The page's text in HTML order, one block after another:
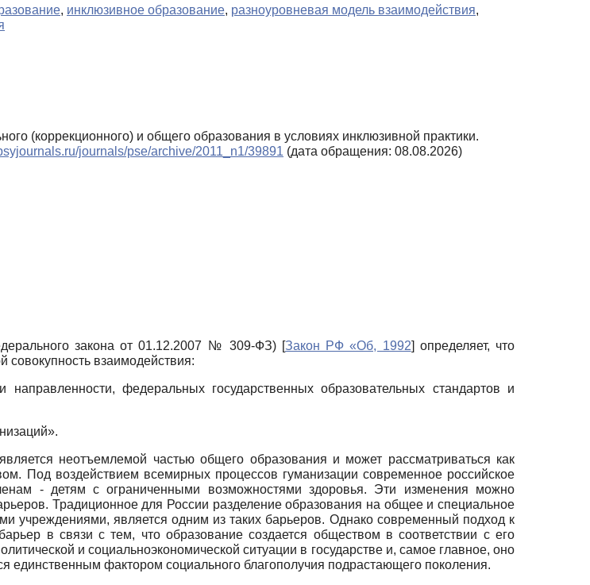
, инклюзивное образование, разноуровневая модель взаимодействия,
(коррекционного) и общего образования в условиях инклюзивной практики.
journals/pse/archive/2011_n1/39891 (дата обращения: 08.08.2026)
закона от 01.12.2007 № 309-ФЗ) [Закон РФ «Об, 1992] определяет, что
совокупность взаимодействия:
федеральных государственных образовательных стандартов и
неотъемлемой частью общего образования и может рассматриваться как
Под воздействием всемирных процессов гуманизации современное российское
- детям с ограниченными возможностями здоровья. Эти изменения можно
Традиционное для России разделение образования на общее и специальное
учреждениями, является одним из таких барьеров. Однако современный подход к
в связи с тем, что образование создается обществом в соответствии с его
и социально­экономической ситуации в государстве и, самое главное, оно
единственным фактором социального благополучия подрастающего поколения.